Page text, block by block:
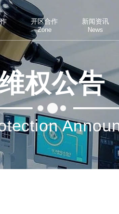
开区合作
Zone
新闻资讯
News
权公告